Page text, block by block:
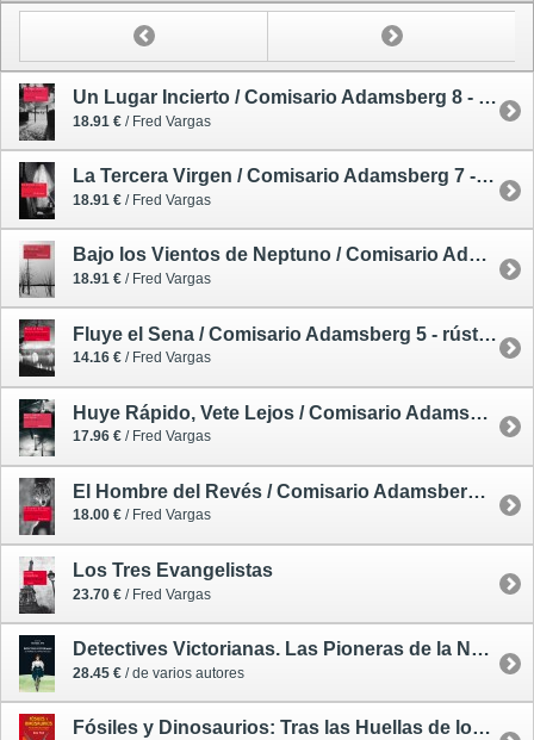
Un Lugar Incierto / Comisario Adamsberg 8 - rústica
18.91 € / Fred Vargas
La Tercera Virgen / Comisario Adamsberg 7 - rústica
18.91 € / Fred Vargas
Bajo los Vientos de Neptuno / Comisario Adamsberg 6 - rústica
18.91 € / Fred Vargas
Fluye el Sena / Comisario Adamsberg 5 - rústica
14.16 € / Fred Vargas
Huye Rápido, Vete Lejos / Comisario Adamsberg 4 - rústica
17.96 € / Fred Vargas
El Hombre del Revés / Comisario Adamsberg 2 - rústica
18.00 € / Fred Vargas
Los Tres Evangelistas
23.70 € / Fred Vargas
Detectives Victorianas. Las Pioneras de la Novela Policiaca
28.45 € / de varios autores
Fósiles y Dinosaurios: Tras las Huellas de los Dragones y de Otras Criaturas Increíbles